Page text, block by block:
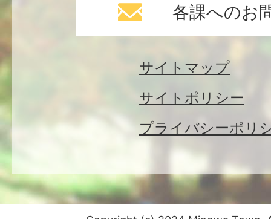
各課へのお
サイトマップ
サイトポリシー
プライバシーポリ